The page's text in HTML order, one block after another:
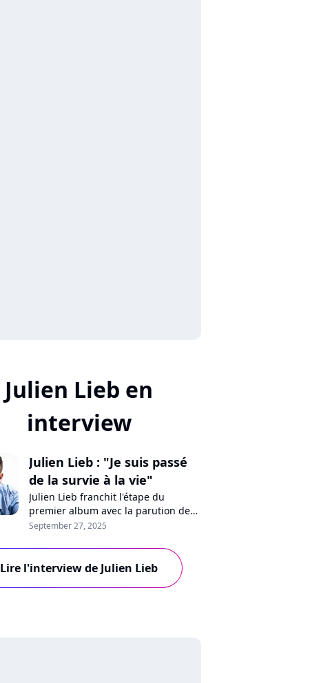
Julien Lieb en
interview
Julien Lieb : "Je suis passé
de la survie à la vie"
Julien Lieb franchit l'étape du
premier album avec la parution de
"Naufragé". En interview pour
toute honnêteté sur ses craintes
après la "Star Academy", le sens
intime de ses chansons, l'impact de
September 27, 2025
Lire l'interview de Julien Lieb